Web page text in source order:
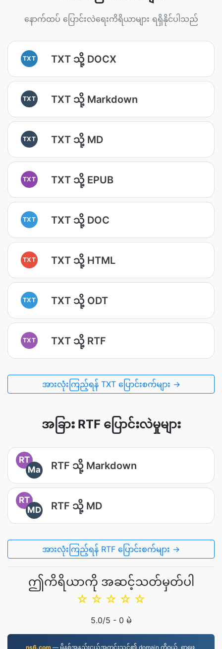
နောက်ထပ် ပြောင်းလဲရေးကိရိယာများ ရရှိနိုင်ပါသည်
TXT TXT သို့ DOCX
TXT TXT သို့ Markdown
TXT TXT သို့ MD
TXT TXT သို့ EPUB
TXT TXT သို့ DOC
TXT TXT သို့ HTML
TXT TXT သို့ ODT
TXT TXT သို့ RTF
အားလုံးကြည့်ရန် TXT ပြောင်းစက်များ →
အခြား RTF ပြောင်းလဲမှုများ
RT
Ma
RTF သို့ Markdown
RT
MD
RTF သို့ MD
အားလုံးကြည့်ရန် RTF ပြောင်းစက်များ →
ဤကိရိယာကို အဆင့်သတ်မှတ်ပါ
☆
☆
☆
☆
☆
5.0/5 - 0 မဲ
ns6.com — မိနစ်အနည်းငယ်အတွင်းသင်၏ domain ကိုဝယ်. ရှာဖွေ,